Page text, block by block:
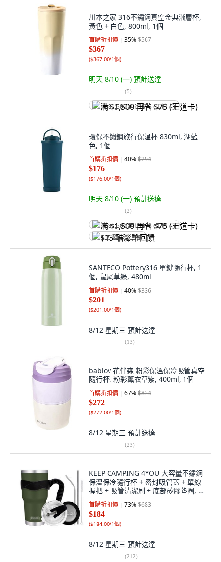
川本之家 316不鏽鋼真空金典漸層杯,
黃色 + 白色, 800ml, 1個
首購折扣價 35%$567
$367
($367.00/1個)
明天 8/10 (一) 預計送達
(5)
满 $1,500 再省 $75 (王道卡)
環保不鏽鋼旅行保溫杯 830ml, 湖藍
色, 1個
首購折扣價 40%$294
$176
($176.00/1個)
明天 8/10 (一) 預計送達
(2)
满 $1,500 再省 $75 (王道卡)
$15 酷澎幣回饋
SANTECO Pottery316 單鍵隨行杯, 1
個, 鼠尾草綠, 480ml
首購折扣價 40%$336
$201
($201.00/1個)
8/12 星期三 預計送達
(13)
bablov 花伴森 粉彩保溫保冷吸管真空
隨行杯, 粉彩薰衣草紫, 400ml, 1個
首購折扣價 67%$834
$272
($272.00/1個)
8/12 星期三 預計送達
(23)
KEEP CAMPING 4YOU 大容量不鏽鋼
保溫保冷隨行杯 + 密封吸管蓋 + 單線
握把 + 吸管清潔刷 + 底部矽膠墊圈, 卡
其色, 900ml, 1個
首購折扣價 73%$683
$184
($184.00/1個)
8/12 星期三 預計送達
(212)